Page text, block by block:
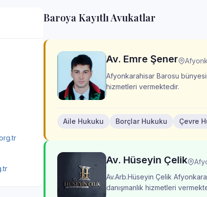
Baroya Kayıtlı Avukatlar
Av. Emre Şener
Afyonkarahisar Barosu
hizmetleri vermektedir.
Aile Hukuku Borçlar Hukuku Çevre
Av. Hüseyin Çelik
Av.Arb.Hüseyin Çelik
danışmanlık hizmetleri